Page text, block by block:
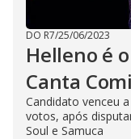
DO R7/25/06/2023
Helleno é
Canta
Candidato venceu
votos, após
Soul e Samuca